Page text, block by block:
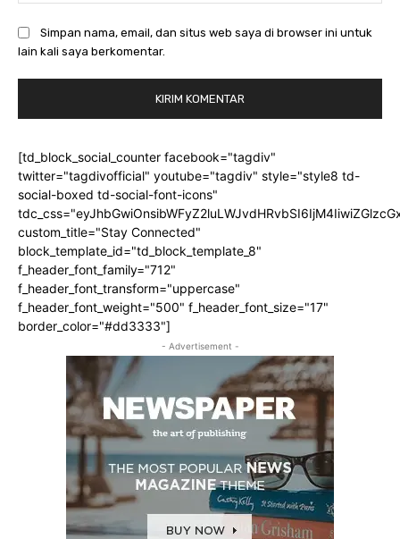
Simpan nama, email, dan situs web saya di browser ini untuk
lain kali saya berkomentar.
[td_block_social_counter facebook="tagdiv"
twitter="tagdivofficial" youtube="tagdiv" style="style8 td-
social-boxed td-social-font-icons"
custom_title="Stay Connected"
block_template_id="td_block_template_8"
f_header_font_family="712"
f_header_font_transform="uppercase"
f_header_font_weight="500" f_header_font_size="17"
border_color="#dd3333"]
- Advertisement -